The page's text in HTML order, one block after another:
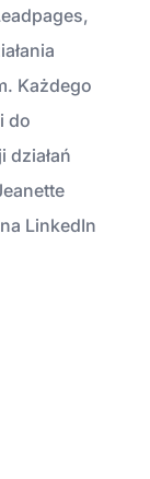
Każdego
do
działań
LinkedIn